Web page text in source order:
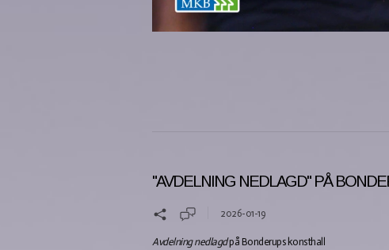
"AVDELNING NEDLAGD" PÅ
2026-01-19
Avdelning nedlagdpå Bonderups konsthall